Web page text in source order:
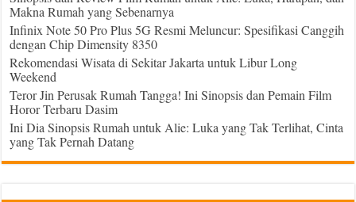
Makna Rumah yang Sebenarnya
Infinix Note 50 Pro Plus 5G Resmi Meluncur: Spesifikasi Canggih
dengan Chip Dimensity 8350
Rekomendasi Wisata di Sekitar Jakarta untuk Libur Long
Weekend
Teror Jin Perusak Rumah Tangga! Ini Sinopsis dan Pemain Film
Horor Terbaru Dasim
Ini Dia Sinopsis Rumah untuk Alie: Luka yang Tak Terlihat, Cinta
yang Tak Pernah Datang